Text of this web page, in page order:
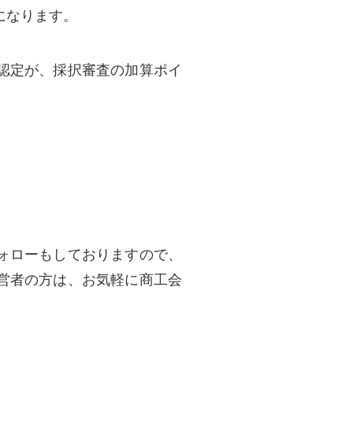
ります。
定が、採択審査の加算ポイ
ーもしておりますので、
者の方は、お気軽に商工会